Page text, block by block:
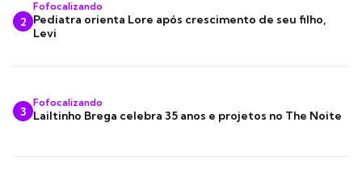
2
Fofocalizando
Pediatra orienta Lore após crescimento de seu filho,
Levi
3
Fofocalizando
Lailtinho Brega celebra 35 anos e projetos no The Noite